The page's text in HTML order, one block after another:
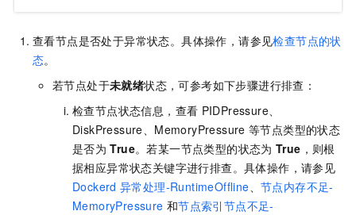
查看节点是否处于异常状态。具体操作，请参见检查节点的状
态。
若节点处于未就绪状态，可参考如下步骤进行排查：
检查节点状态信息，查看 PIDPressure、
DiskPressure、MemoryPressure 等节点类型的状态
是否为 True。若某一节点类型的状态为 True ，则根
据相应异常状态关键字进行排查。具体操作，请参见
Dockerd 异常处理-RuntimeOffline、节点内存不足-
MemoryPressure 和节点索引节点不足-